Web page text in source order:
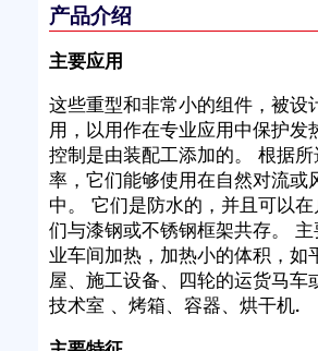
产品介绍
主要应用
这些重型和非常小的组件，被设
用，以用作在专业应用中保护发
控制是由装配工添加的。 根据
率，它们能够使用在自然对流或
中。 它们是防水的，并且可以
们与漆钢或不锈钢框架共存。
业车间加热，加热小的体积，如
屋、施工设备、四轮的运货马车
技术室 、烤箱、容器、烘干机.